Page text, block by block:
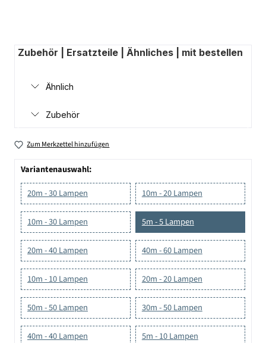
Zubehör | Ersatzteile | Ähnliches | mit bestellen
Ähnlich
Zubehör
Zum Merkzettel hinzufügen
Variantenauswahl:
20m - 30 Lampen
10m - 20 Lampen
10m - 30 Lampen 5m - 5 Lampen
20m - 40 Lampen 40m - 60 Lampen
10m - 10 Lampen 20m - 20 Lampen
50m - 50 Lampen 30m - 50 Lampen
40m - 40 Lampen 5m - 10 Lampen